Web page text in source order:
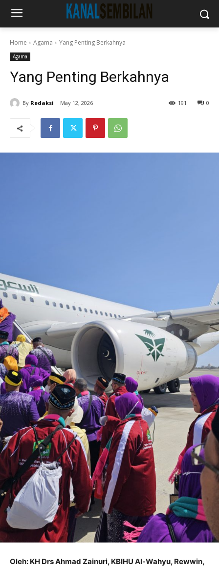
Home Agama Yang Penting Berkahnya
Agama
Yang Penting Berkahnya
By Redaksi May 12, 2026 0
191
Oleh: KH Drs Ahmad Zainuri, KBIHU Al-Wahyu, Rewwin,